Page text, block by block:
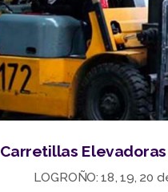
Carretillas Elevadoras
LOGROÑO: 18, 19, 20